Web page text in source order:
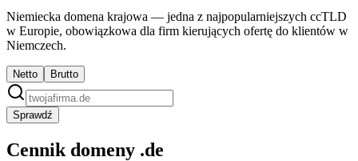
Niemiecka domena krajowa — jedna z najpopularniejszych ccTLD
w Europie, obowiązkowa dla firm kierujących ofertę do klientów w
Niemczech.
Netto Brutto
Sprawdź
Cennik domeny .de